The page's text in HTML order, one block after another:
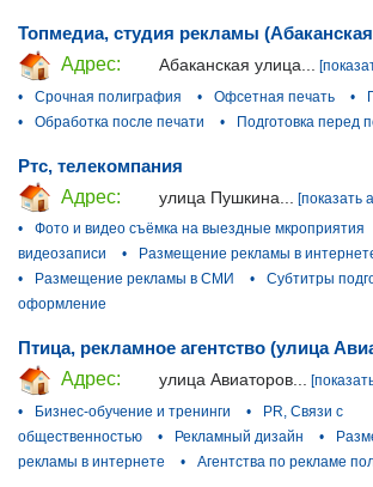
Топмедиа, студия рекламы
Адрес:
Абаканская улица...
•
Срочная полиграфия • Офсетная печать •
•
Обработка после печати • Подготовка перед
Ртс, телекомпания
Адрес:
улица Пушкина...
[показать
•
Фото и видео съёмка на выездные мкроприятия
видеозаписи
•
Размещение рекламы в
•
Размещение рекламы в СМИ •
Субтитры
оформление
Птица, рекламное агентство (улица
Адрес:
улица Авиаторов...
•
Бизнес-обучение и тренинги •
PR, Связи с
общественностью
• Рекламный дизайн •
рекламы в интернете
• Агентства по рекламе